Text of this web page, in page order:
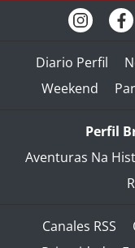
Diario Perfil
Weekend
Perfil
Aventuras Na
Canales RSS